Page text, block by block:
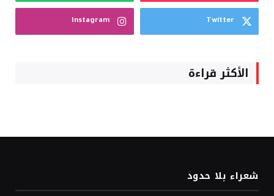
Twitter
Instagram
الأكثر قراءة
شعراء بلا حدود